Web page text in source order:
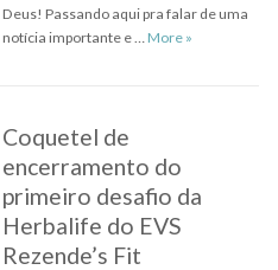
Deus! Passando aqui pra falar de uma
notícia importante e …More Continua a
»
Coquetel de
encerramento do
primeiro desafio da
Herbalife do EVS
Rezende’s Fit